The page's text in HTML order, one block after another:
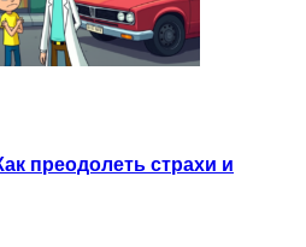
преодолеть страхи и